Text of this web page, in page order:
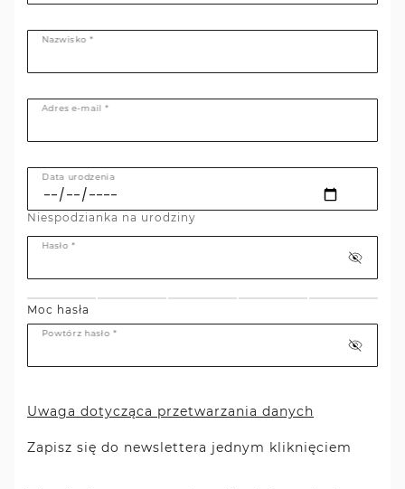
Nazwisko *
Adres e-mail *
Data urodzenia
Niespodzianka na urodziny
Hasło *
Moc hasła
Powtórz hasło *
Uwaga dotycząca przetwarzania danych
Zapisz się do newslettera jednym kliknięciem